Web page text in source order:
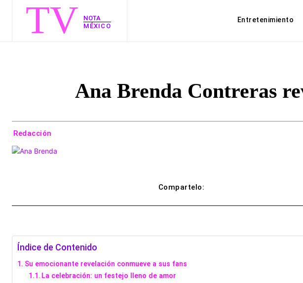
TV
NOTA
MÉXICO
Entretenimiento
Ana Brenda Contreras
Redacción
Compartelo:
Índice de Contenido
Su emocionante revelación conmueve a sus fans
La celebración: un festejo lleno de amor